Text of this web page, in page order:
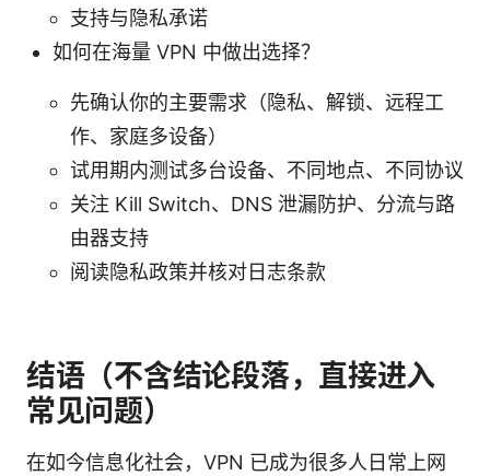
支持与隐私承诺
如何在海量 VPN 中做出选择？
先确认你的主要需求（隐私、解锁、远程工
作、家庭多设备）
试用期内测试多台设备、不同地点、不同协议
关注 Kill Switch、DNS 泄漏防护、分流与路
由器支持
阅读隐私政策并核对日志条款
结语（不含结论段落，直接进入
常见问题）
在如今信息化社会，VPN 已成为很多人日常上网